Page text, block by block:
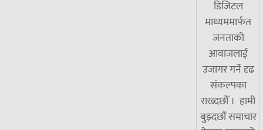
डिजिटल
माध्यममार्फत
जनताको
आवाजलाई
उजागर गर्ने दृढ
संकल्पका
राख्दछौँ । हामी
बुझ्दछौं समाचार